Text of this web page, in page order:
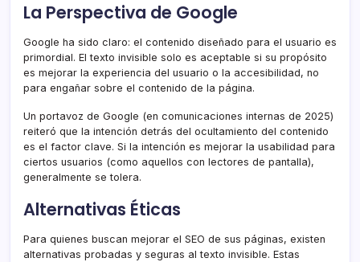
La Perspectiva de Google
Google ha sido claro: el contenido diseñado para el usuario es
primordial. El texto invisible solo es aceptable si su propósito
es mejorar la experiencia del usuario o la accesibilidad, no
para engañar sobre el contenido de la página.
Un portavoz de Google (en comunicaciones internas de 2025)
reiteró que la intención detrás del ocultamiento del contenido
es el factor clave. Si la intención es mejorar la usabilidad para
ciertos usuarios (como aquellos con lectores de pantalla),
generalmente se tolera.
Alternativas Éticas
Para quienes buscan mejorar el SEO de sus páginas, existen
alternativas probadas y seguras al texto invisible. Estas